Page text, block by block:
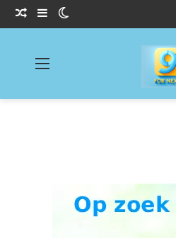
Willekeurig Artikel
Sidebar